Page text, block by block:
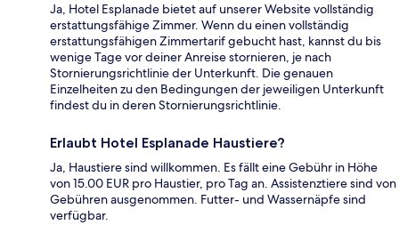
Ja, Hotel Esplanade bietet auf unserer Website vollständig
erstattungsfähige Zimmer. Wenn du einen vollständig
erstattungsfähigen Zimmertarif gebucht hast, kannst du bis
wenige Tage vor deiner Anreise stornieren, je nach
Stornierungsrichtlinie der Unterkunft. Die genauen
Einzelheiten zu den Bedingungen der jeweiligen Unterkunft
findest du in deren Stornierungsrichtlinie.
Erlaubt Hotel Esplanade Haustiere?
Ja, Haustiere sind willkommen. Es fällt eine Gebühr in Höhe
von 15.00 EUR pro Haustier, pro Tag an. Assistenztiere sind von
Gebühren ausgenommen. Futter- und Wassernäpfe sind
verfügbar.